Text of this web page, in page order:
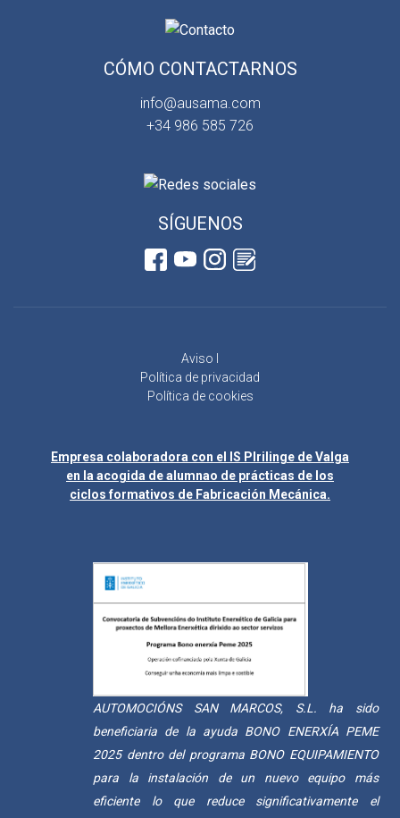
CÓMO CONTACTARNOS
info@ausama.com
+34 986 585 726
SÍGUENOS
Aviso l
Política de privacidad
Política de cookies
Empresa colaboradora con el IS Plrilinge de Valga
en la acogida de alumnao de prácticas de los
ciclos formativos de Fabricación Mecánica.
AUTOMOCIÓNS SAN MARCOS, S.L. ha sido
beneficiaria de la ayuda BONO ENERXÍA PEME
2025 dentro del programa BONO EQUIPAMIENTO
para la instalación de un nuevo equipo más
eficiente lo que reduce significativamente el